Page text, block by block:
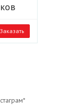
Заказать